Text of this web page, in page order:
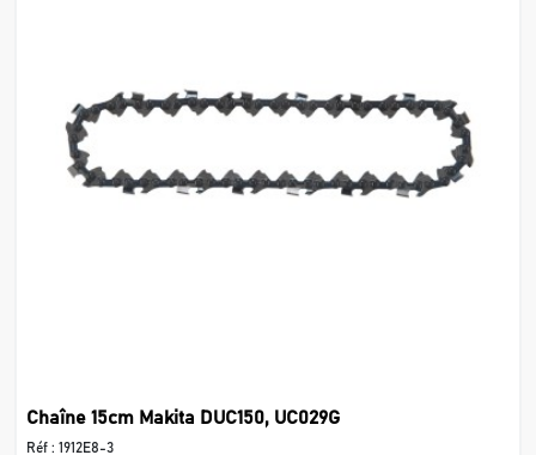
Chaîne 15cm Makita DUC150, UC029G
Réf : 1912E8-3